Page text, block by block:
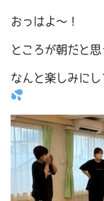
おっはよ～！
ところが朝だと
なんと楽しみに